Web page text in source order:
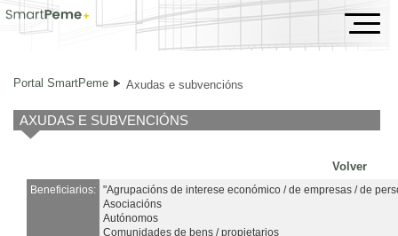
Axudas e subvencións
Portal SmartPeme Axudas e subvencións
AXUDAS E SUBVENCIÓNS
Volver
Beneficiarios: "Agrupacións de interese económico / de empresas / de
Asociacións
Autónomos
Comunidades de bens / propietarios